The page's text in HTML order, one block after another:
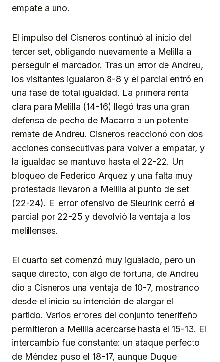
empate a uno.
El impulso del Cisneros continuó al inicio del
tercer set, obligando nuevamente a Melilla a
perseguir el marcador. Tras un error de Andreu,
los visitantes igualaron 8-8 y el parcial entró en
una fase de total igualdad. La primera renta
clara para Melilla (14-16) llegó tras una gran
defensa de pecho de Macarro a un potente
remate de Andreu. Cisneros reaccionó con dos
acciones consecutivas para volver a empatar, y
la igualdad se mantuvo hasta el 22-22. Un
bloqueo de Federico Arquez y una falta muy
protestada llevaron a Melilla al punto de set
(22-24). El error ofensivo de Sleurink cerró el
parcial por 22-25 y devolvió la ventaja a los
melillenses.
El cuarto set comenzó muy igualado, pero un
saque directo, con algo de fortuna, de Andreu
dio a Cisneros una ventaja de 10-7, mostrando
desde el inicio su intención de alargar el
partido. Varios errores del conjunto tenerifeño
permitieron a Melilla acercarse hasta el 15-13. El
intercambio fue constante: un ataque perfecto
de Méndez puso el 18-17, aunque Duque